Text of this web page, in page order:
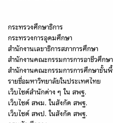
กระทรวงศึกษาธิการ
กระทรวงการอุดมศึกษา
สำนักงานเลขาธิการสภาการศึกษา
สำนักงานคณะกรรมการการอาชีวศึกษา
สำนักงานคณะกรรมการการศึกษาขั้น
รายชื่อมหาวิทยาลัยในประเทศไทย
เว็บไซต์สำนักต่าง ๆ ใน สพฐ.
เว็บไซต์ สพม. ในสังกัด สพฐ.
เว็บไซต์ สพป. ในสังกัด สพฐ.